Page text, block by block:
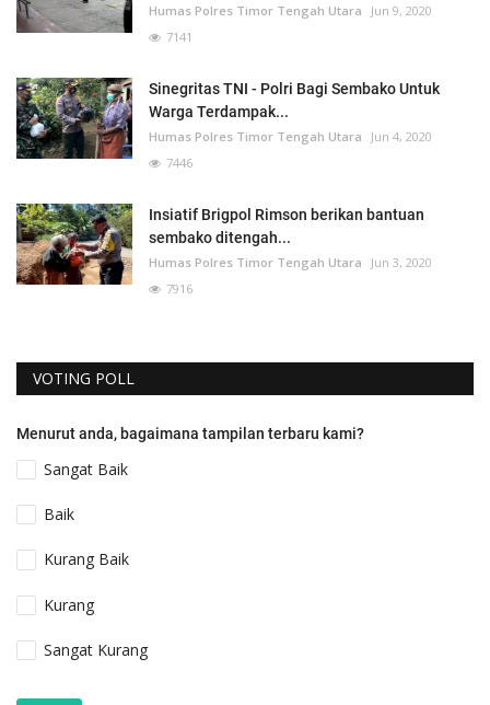
Humas Polres Timor Tengah Utara
Jun 9, 2020
7141
Sinegritas TNI - Polri Bagi Sembako Untuk
Warga Terdampak...
Humas Polres Timor Tengah Utara
Jun 4, 2020
7446
Insiatif Brigpol Rimson berikan bantuan
sembako ditengah...
Humas Polres Timor Tengah Utara
Jun 3, 2020
7916
VOTING POLL
Menurut anda, bagaimana tampilan terbaru kami?
Sangat Baik
Baik
Kurang Baik
Kurang
Sangat Kurang